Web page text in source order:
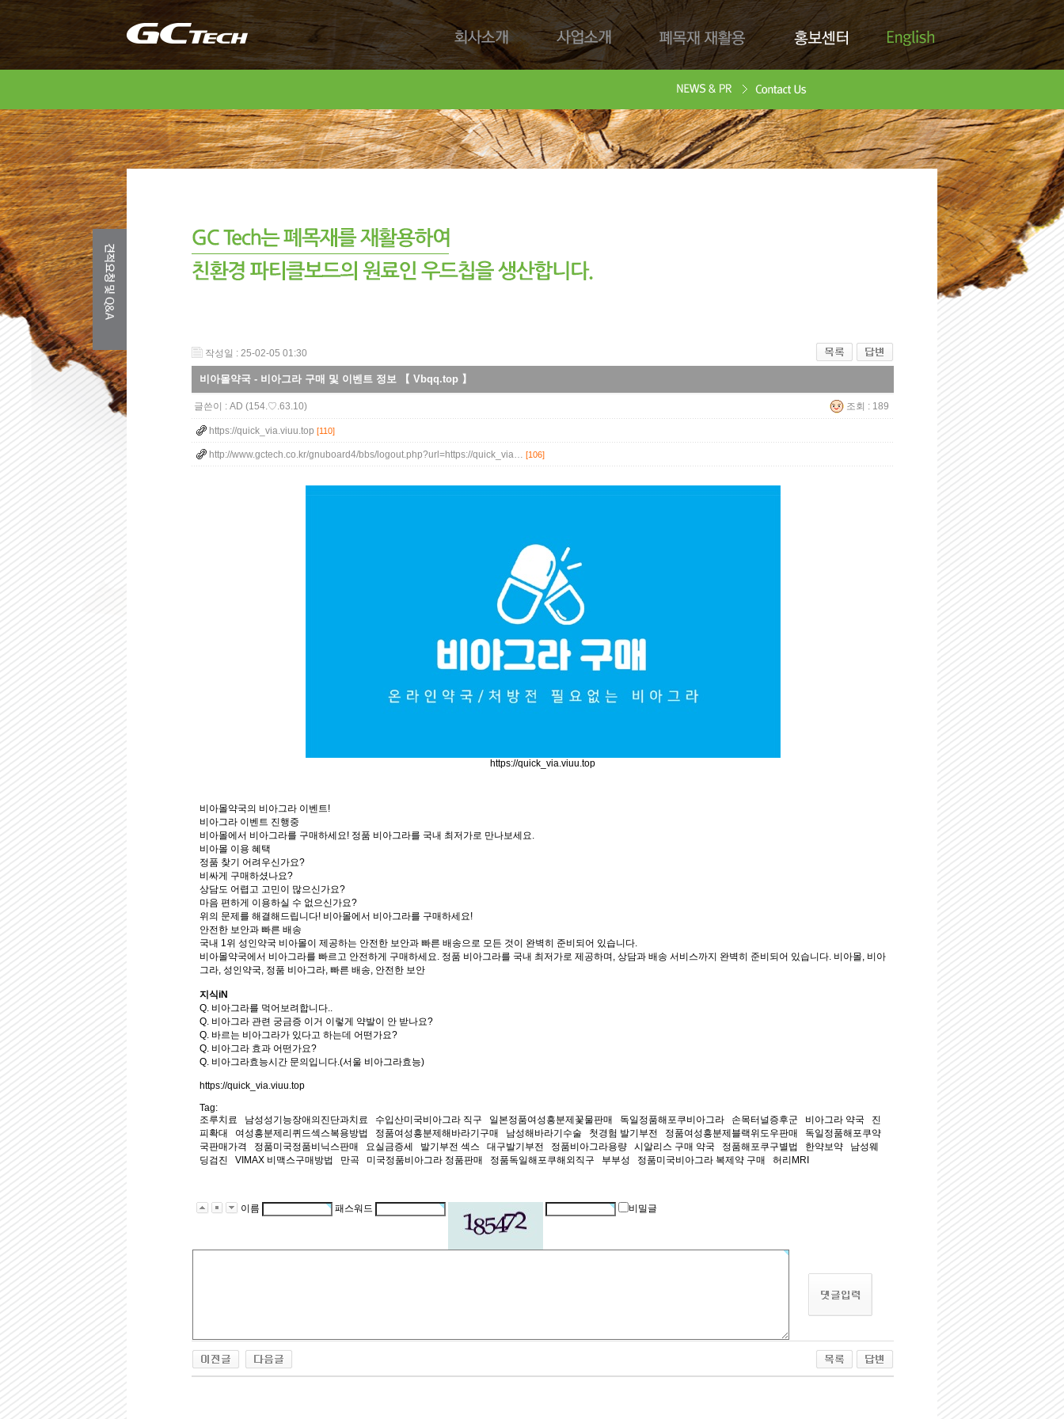
회사소개 사업소개 폐목재 재활용 홍보센터
Download
English
작성일 : 25-02-05 01:30
비아몰약국 - 비아그라 구매 및 이벤트 정보 【 Vbqq.top 】
글쓴이 : AD (154.♡.63.10) 조회 : 189
https://quick_via.viuu.top [110]
http://www.gctech.co.kr/gnuboard4/bbs/logout.php?url=https://quick_via… [106]
https://quick_via.viuu.top
비아몰약국의 비아그라 이벤트!
비아그라 이벤트 진행중
비아몰에서 비아그라를 구매하세요! 정품 비아그라를 국내 최저가로 만나보세요.
비아몰 이용 혜택
정품 찾기 어려우신가요?
비싸게 구매하셨나요?
상담도 어렵고 고민이 많으신가요?
마음 편하게 이용하실 수 없으신가요?
위의 문제를 해결해드립니다! 비아몰에서 비아그라를 구매하세요!
안전한 보안과 빠른 배송
국내 1위 성인약국 비아몰이 제공하는 안전한 보안과 빠른 배송으로 모든 것이 완벽히 준비되어 있습니다.
비아몰약국에서 비아그라를 빠르고 안전하게 구매하세요. 정품 비아그라를 국내 최저가로 제공하며, 상담과 배송 서비스까지 완벽히 준비되어 있습니다. 비아몰, 비아
그라, 성인약국, 정품 비아그라, 빠른 배송, 안전한 보안
지식iN
Q. 비아그라를 먹어보려합니다..
Q. 비아그라 관련 궁금증 이거 이렇게 약발이 안 받나요?
Q. 바르는 비아그라가 있다고 하는데 어떤가요?
Q. 비아그라 효과 어떤가요?
Q. 비아그라효능시간 문의입니다.(서울 비아그라효능)
https://quick_via.viuu.top
Tag:
조루치료 남성성기능장애의진단과치료 수입산미국비아그라 직구 일본정품여성흥분제꽃물판매 독일정품해포쿠비­아그라 손목터널증후군 비아그라 약국 진
피확대 여성흥분제리퀴드섹스복용방법 정품여성흥분제해바라기구매 남성해바라기수술 첫경험 발기부전 정품여성흥분제블랙위도우판매 독일정품해포쿠약
국판매가격 정품미국정품비닉스판매 요실금증세 발기부전 섹스 대구발기부전 정품비­아그라용량 시알리스 구매 약국 정품해포쿠구별법 한약보약 남성웨
딩검진 VIMAX 비맥스구매방법 만곡 미국정품비아그라 정품판매 정품독일해포쿠해외직구 부부성 정품미국비아그라 복제약 구매 허리MRI
이름 패스워드 비밀글